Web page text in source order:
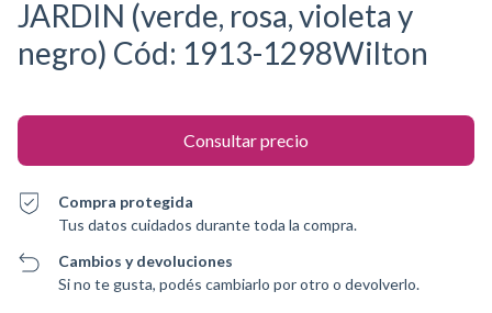
JARDIN (verde, rosa, violeta y
negro) Cód: 1913-1298Wilton
Compra protegida
Tus datos cuidados durante toda la compra.
Cambios y devoluciones
Si no te gusta, podés cambiarlo por otro o devolverlo.